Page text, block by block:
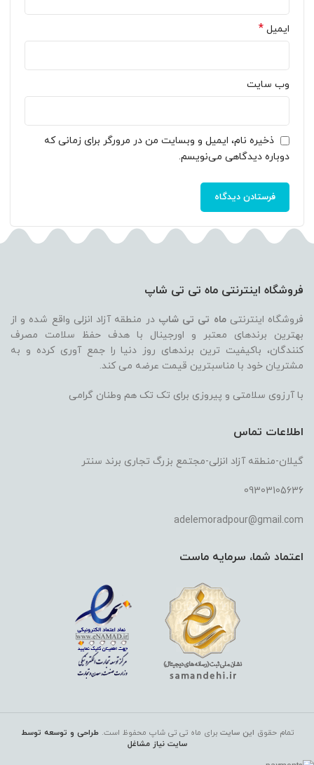
ایمیل *
وب‌ سایت
ذخیره نام، ایمیل و وبسایت من در مرورگر برای زمانی که
دوباره دیدگاهی می‌نویسم.
فروشگاه اینترنتی ماه تی تی شاپ
فروشگاه اینترنتیماه تی تی شاپ در منطقه آزاد انزلی واقع شده و از
بهترین برندهای معتبر و اورجینال با هدف حفظ سلامت مصرف
کنندگان، باکیفیت ترین برندهای روز دنیا را جمع آوری کرده و به
مشتریان خود با مناسبترین قیمت عرضه می کند.
با آرزوی سلامتی و پیروزی برای تک تک هم وطنان گرامی
اطلاعات تماس
گیلان-منطقه آزاد انزلی-مجتمع بزرگ تجاری برند سنتر
09303105636
adelemoradpour@gmail.com
اعتماد شما، سرمایه ماست
تمام حقوق این سایتبرای ماه تی تی شاپ محفوظ است.طراحی و توسعه توسط
سایت نیاز مشاغل